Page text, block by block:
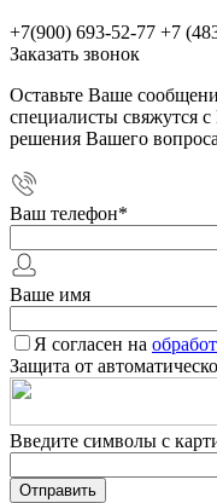
+7(900) 693-52-77 +7
Заказать звонок
Оставьте Ваше
специалисты свяжутся
решения Вашего
Ваш телефон*
Ваше имя
Я согласен на
Защита от
Введите символы с